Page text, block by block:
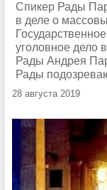
Спикер Рады
в деле о
уголовное дело
Рады Андрея
Рады
28 августа 2019